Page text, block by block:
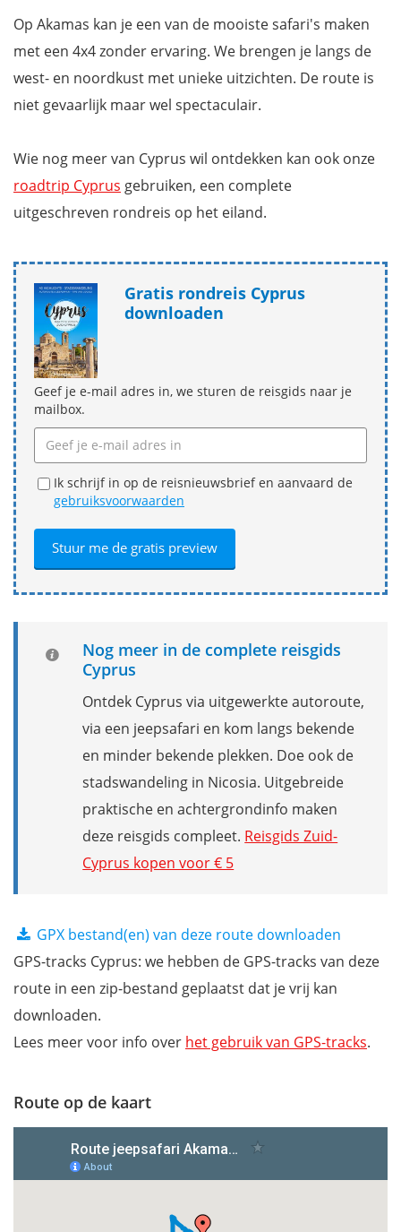
Op Akamas kan je een van de mooiste safari's maken
met een 4x4 zonder ervaring. We brengen je langs de
west- en noordkust met unieke uitzichten. De route is
niet gevaarlijk maar wel spectaculair.
Wie nog meer van Cyprus wil ontdekken kan ook onze
roadtrip Cyprus gebruiken, een complete
uitgeschreven rondreis op het eiland.
Gratis rondreis Cyprus
downloaden
Geef je e-mail adres in, we sturen de reisgids naar je
mailbox.
Ik schrijf in op de reisnieuwsbrief en aanvaard de
gebruiksvoorwaarden
Nog meer in de complete reisgids
Cyprus
Ontdek Cyprus via uitgewerkte autoroute,
via een jeepsafari en kom langs bekende
en minder bekende plekken. Doe ook de
stadswandeling in Nicosia. Uitgebreide
praktische en achtergrondinfo maken
deze reisgids compleet. Reisgids Zuid-
Cyprus kopen voor € 5
GPX bestand(en) van deze route downloaden
GPS-tracks Cyprus: we hebben de GPS-tracks van deze
route in een zip-bestand geplaatst dat je vrij kan
downloaden.
Lees meer voor info over het gebruik van GPS-tracks.
Route op de kaart